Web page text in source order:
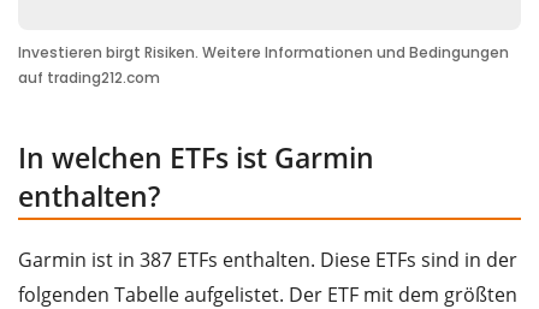
Herzfrequenz-Messung, die von Sportlern rund um die
Welt eingesetzt werden. Ebenfalls zu diesem
Fahrradfahrer), Forerunner, Vector und Garmin: die
Applikation für iPhone und Android-Handys.
In welchen ETFs ist Garmin
enthalten?
Garmin ist in 387 ETFs enthalten. Diese ETFs sind in der
folgenden Tabelle aufgelistet. Der ETF mit dem größten